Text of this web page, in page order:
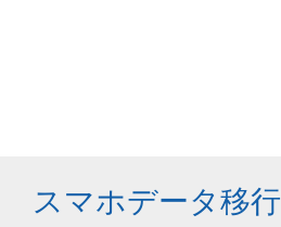
スマホデータ移行